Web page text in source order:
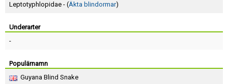
Leptotyphlopidae - (Äkta blindormar)
Underarter
-
Populärnamn
Guyana Blind Snake
Skapa konto